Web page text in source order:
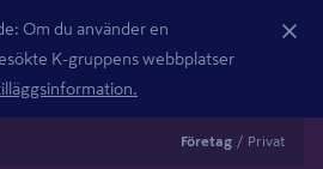
Om du använder en
K-gruppens webbplatser
Företag / Privat